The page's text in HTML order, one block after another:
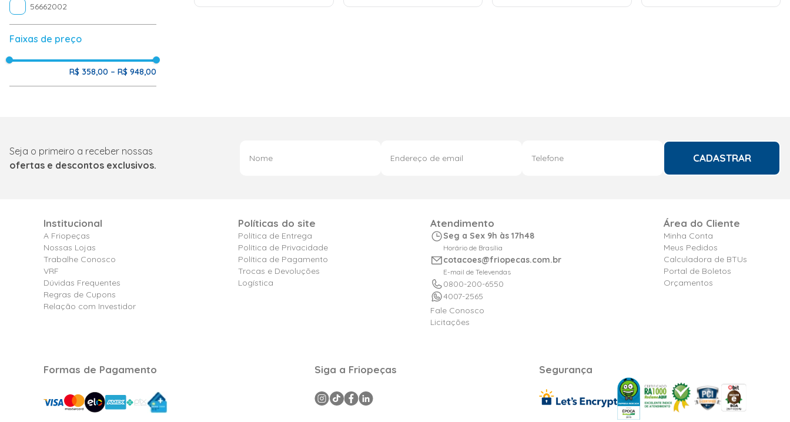
56662002
Faixas de preço
R$ 358,00 – R$ 948,00
Seja o primeiro a receber nossas
ofertas e descontos exclusivos.
CADASTRAR
Institucional
A Friopeças
Nossas Lojas
Trabalhe Conosco
VRF
Dúvidas Frequentes
Regras de Cupons
Relação com Investidor
Políticas do site
Política de Entrega
Política de Privacidade
Política de Pagamento
Trocas e Devoluções
Logística
Atendimento
Seg a Sex 9h às 17h48
Horário de Brasília
cotacoes@friopecas.com.br
E-mail de Televendas
0800-200-6550
4007-2565
Fale Conosco
Licitações
Área do Cliente
Minha Conta
Meus Pedidos
Calculadora de BTUs
Portal de Boletos
Orçamentos
Formas de Pagamento Siga a Friopeças Segurança